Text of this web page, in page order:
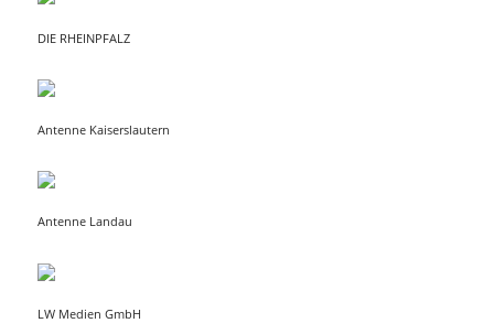
DIE RHEINPFALZ
Antenne Kaiserslautern
Antenne Landau
LW Medien GmbH